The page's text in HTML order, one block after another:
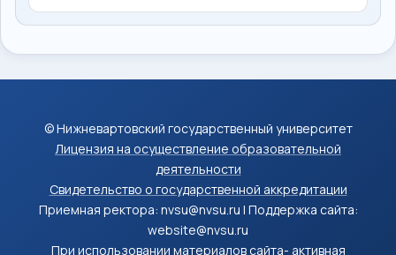
© Нижневартовский государственный университет
Лицензия на осуществление образовательной
деятельности
Свидетельство о государственной аккредитации
Приемная ректора: nvsu@nvsu.ru | Поддержка сайта:
website@nvsu.ru
При использовании материалов сайта- активная